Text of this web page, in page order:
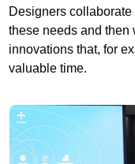
Designers
these needs and then
innovations that, for
valuable time.